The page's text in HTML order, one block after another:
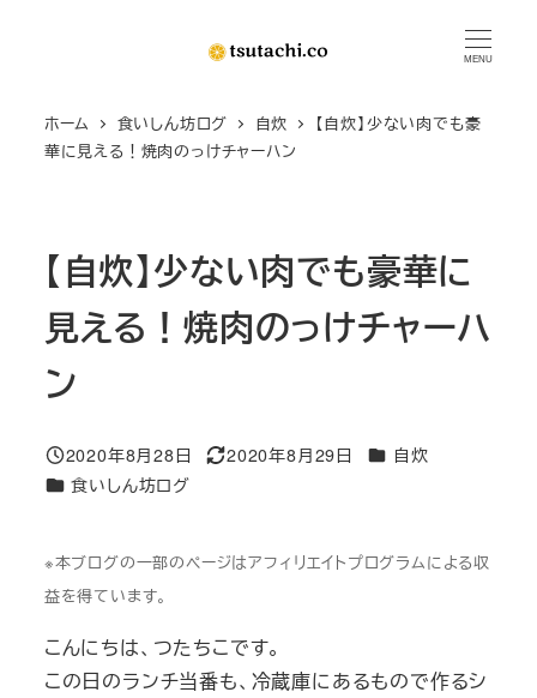
MENU
ホーム 食いしん坊ログ 自炊
【自炊】少ない肉でも豪
華に見える！焼肉のっけチャーハン
【自炊】少ない肉でも豪華に
見える！焼肉のっけチャーハ
ン
投稿日
2020年8月28日
更新日
2020年8月29日 カテゴリー
自炊
カテゴリー
食いしん坊ログ
※本ブログの一部のページはアフィリエイトプログラムによる収
益を得ています。
こんにちは、つたちこです。
この日のランチ当番も、冷蔵庫にあるもので作るシ